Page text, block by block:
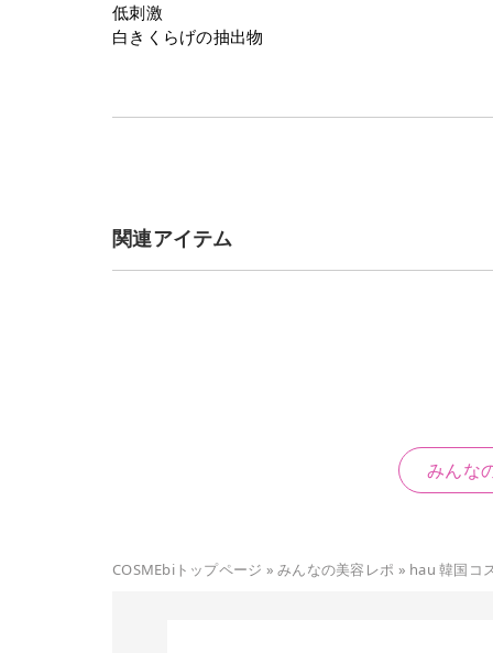
低刺激
白きくらげの抽出物
関連アイテム
みんな
COSMEbiトップページ »みんなの美容レポ » hau 韓国コ